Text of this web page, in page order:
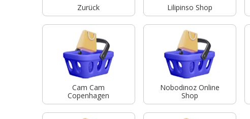
Zurück Lilipinso Shop
Cam Cam
Copenhagen
Nobodinoz Online
Shop